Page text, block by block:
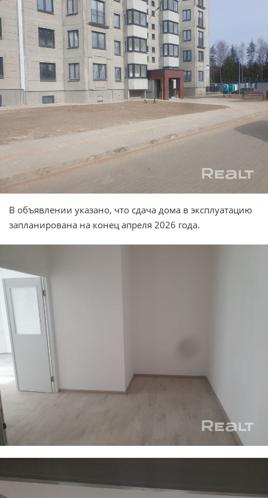
В объявлении указано, что сдача дома в эксплуатацию
запланирована на конец апреля 2026 года.